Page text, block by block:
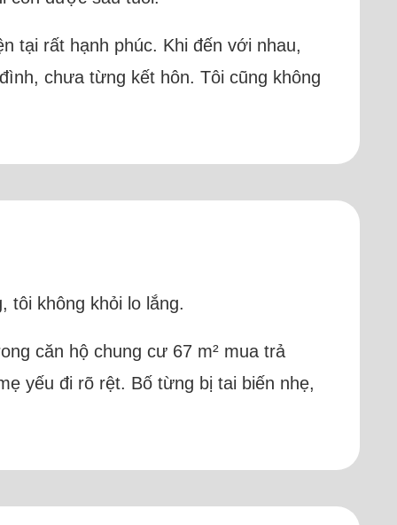
tại rất hạnh phúc. Khi đến với nhau,
chưa từng kết hôn. Tôi cũng không
tôi không khỏi lo lắng.
căn hộ chung cư 67 m² mua trả
yếu đi rõ rệt. Bố từng bị tai biến nhẹ,